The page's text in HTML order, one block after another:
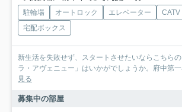
駐輪場 オートロック エレベーター CATV
宅配ボックス
新生活を失敗せず、スタートさせたいならこちら
ラ・アヴェニュー」はいかがでしょうか。府中第一
見る
募集中の部屋